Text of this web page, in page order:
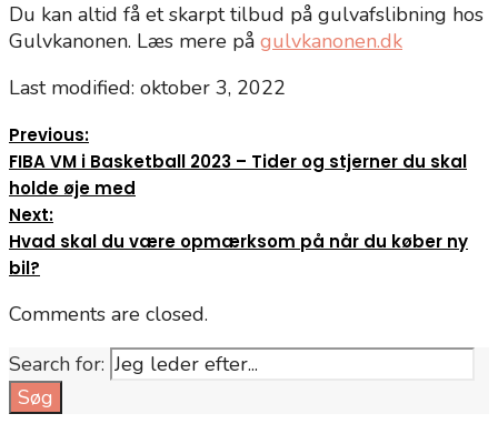
Du kan altid få et skarpt tilbud på gulvafslibning hos
Gulvkanonen. Læs mere på gulvkanonen.dk
Last modified: oktober 3, 2022
Previous:
FIBA VM i Basketball 2023 – Tider og stjerner du skal
holde øje med
Next:
Hvad skal du være opmærksom på når du køber ny
bil?
Comments are closed.
Search for:
Søg